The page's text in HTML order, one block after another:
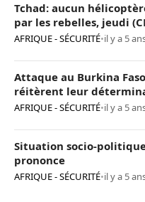
Tchad: aucun
par les rebelles, jeudi
AFRIQUE - SÉCURITÉ•il y a 5
Attaque au Burkina
réitèrent leur
AFRIQUE - SÉCURITÉ•il y a 5
Situation socio-
prononce
AFRIQUE - SÉCURITÉ•il y a 5